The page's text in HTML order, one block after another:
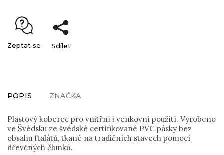
Zeptat se Sdílet
POPIS ZNAČKA
Plastový koberec pro vnitřní i venkovní použití. Vyrobeno
ve Švédsku ze švédské certifikované PVC pásky bez
obsahu ftalátů, tkané na tradičních stavech pomocí
dřevěných člunků.